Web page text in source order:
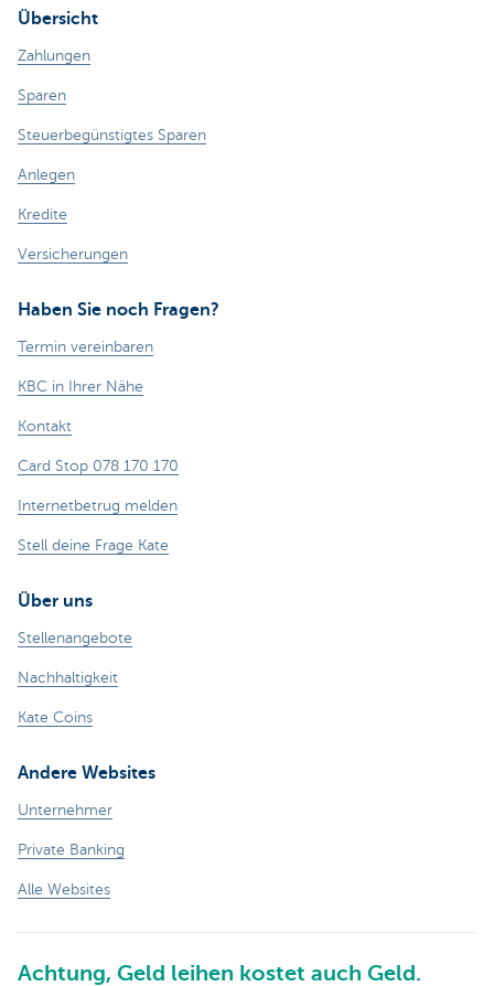
Übersicht
Zahlungen
Sparen
Steuerbegünstigtes Sparen
Anlegen
Kredite
Versicherungen
Haben Sie noch Fragen?
Termin vereinbaren
KBC in Ihrer Nähe
Kontakt
Card Stop 078 170 170
Internetbetrug melden
Stell deine Frage Kate
Über uns
Stellenangebote
Nachhaltigkeit
Kate Coins
Andere Websites
Unternehmer
Private Banking
Alle Websites
Achtung, Geld leihen kostet auch Geld.